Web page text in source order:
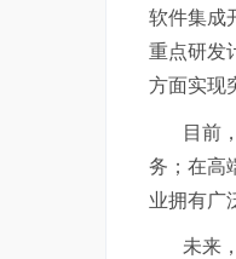
软件集成
重点研发
方面实现
目前
务；在高
业拥有广
未来